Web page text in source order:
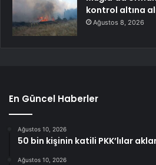
kontrol altına
Ağustos 8, 2026
En Güncel Haberler
Ağustos 10, 2026
50 bin kişinin katili PKK’lılar
Ağustos 10, 2026